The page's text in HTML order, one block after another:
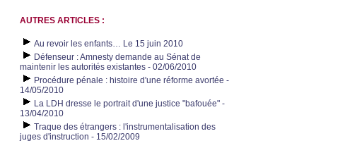
AUTRES ARTICLES :
Au revoir les enfants… Le 15 juin 2010
Défenseur : Amnesty demande au Sénat de
maintenir les autorités existantes - 02/06/2010
Procédure pénale : histoire d'une réforme avortée -
14/05/2010
La LDH dresse le portrait d'une justice "bafouée" -
13/04/2010
Traque des étrangers : l'instrumentalisation des
juges d'instruction - 15/02/2009